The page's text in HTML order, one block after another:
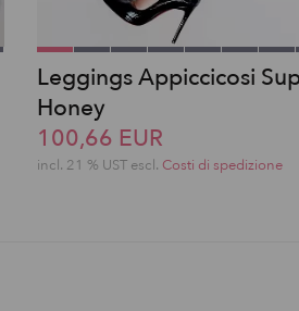
Leggings Appiccicosi
Honey
100,66 EUR
incl. 21 % UST escl. Costi di spedizione